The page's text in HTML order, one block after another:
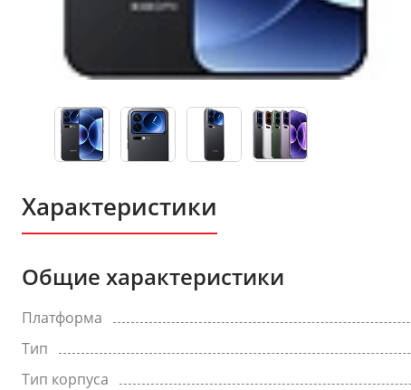
Характеристики
Общие характеристики
Платформа
Тип
Тип корпуса